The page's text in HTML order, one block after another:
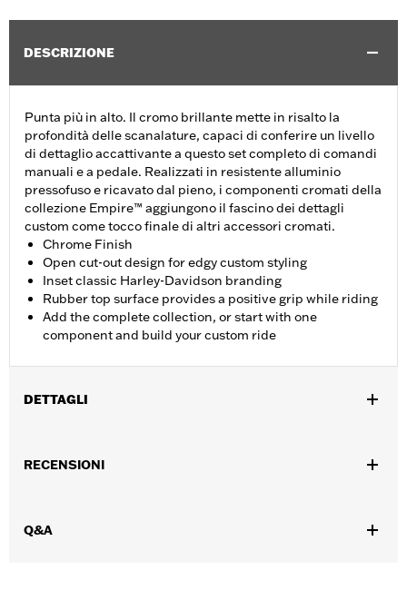
DESCRIZIONE
Punta più in alto. Il cromo brillante mette in risalto la
profondità delle scanalature, capaci di conferire un livello
di dettaglio accattivante a questo set completo di comandi
manuali e a pedale. Realizzati in resistente alluminio
pressofuso e ricavato dal pieno, i componenti cromati della
collezione Empire™ aggiungono il fascino dei dettagli
custom come tocco finale di altri accessori cromati.
Chrome Finish
Open cut-out design for edgy custom styling
Inset classic Harley-Davidson branding
Rubber top surface provides a positive grip while riding
Add the complete collection, or start with one
component and build your custom ride
DETTAGLI
FLSTFB, FLSTFBS e FXSE), Touring dal ‘86 in poi (esclusi
Posizione guidatore:
RECENSIONI
Q&A